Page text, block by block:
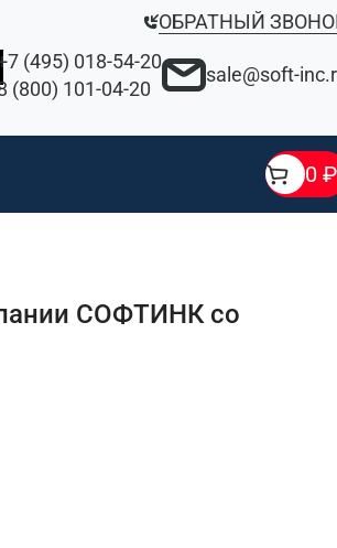
ОБРАТНЫЙ
(495) 018-54-20
(800) 101-04-20
sale@soft-
0 ₽
СОФТИНК со